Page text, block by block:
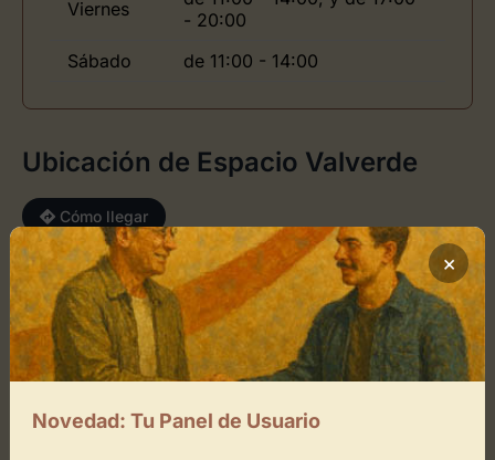
Viernes
- 20:00
Sábado
de 11:00 - 14:00
Ubicación de Espacio Valverde
Cómo llegar
Espacio Valverde
×
+
−
×
Novedad: Tu Panel de Usuario